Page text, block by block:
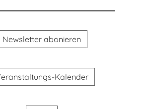
Newsletter abonieren
Kalender